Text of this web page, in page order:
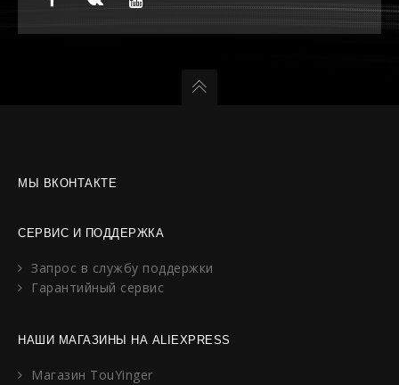
МЫ ВКОНТАКТЕ
СЕРВИС И ПОДДЕРЖКА
Запрос в службу поддержки
Гарантийный сервис
НАШИ МАГАЗИНЫ НА ALIEXPRESS
Магазин TouYinger